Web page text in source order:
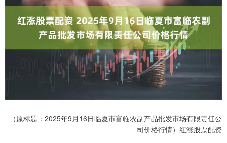
（原标题：2025年9月16日临夏市富临农副产品批发市场有限责任公
司价格行情）红涨股票配资